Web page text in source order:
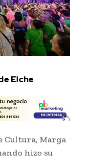
Elche
Cultura, Marga
hizo su